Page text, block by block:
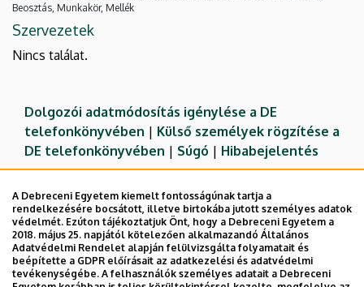
Beosztás, Munkakör, Mellék
Szervezetek
Nincs találat.
Dolgozói adatmódosítás igénylése a DE
telefonkönyvében | Külső személyek rögzítése a
DE telefonkönyvében | Súgó | Hibabejelentés
A Debreceni Egyetem kiemelt fontosságúnak tartja a
rendelkezésére bocsátott, illetve birtokába jutott személyes adatok
védelmét. Ezúton tájékoztatjuk Önt, hogy a Debreceni Egyetem a
2018. május 25. napjától kötelezően alkalmazandó Általános
Adatvédelmi Rendelet alapján felülvizsgálta folyamatait és
beépítette a GDPR előírásait az adatkezelési és adatvédelmi
tevékenységébe. A felhasználók személyes adatait a Debreceni